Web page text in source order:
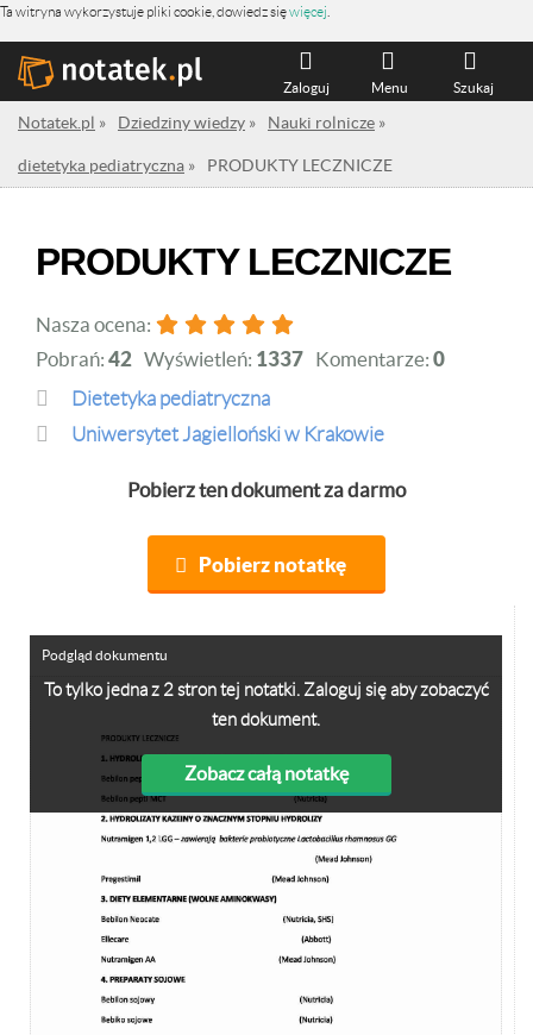
Ta witryna wykorzystuje pliki cookie, dowiedz sięwięcej
Szukaj
Menu
Zaloguj
Notatek.pl » Dziedziny wiedzy » Nauki rolnicze »
dietetyka pediatryczna » PRODUKTY LECZNICZE
PRODUKTY LECZNICZE
Nasza ocena:
Pobrań: 42 Wyświetleń: 1337 Komentarze: 0
dietetyka pediatryczna
Uniwersytet Jagielloński w Krakowie
Pobierz ten dokument za darmo
Pobierz notatkę
To tylko jedna z 2 stron tej notatki. Zaloguj się aby zobaczyć
ten dokument.
Zobacz całą notatkę
Podgląd dokumentu